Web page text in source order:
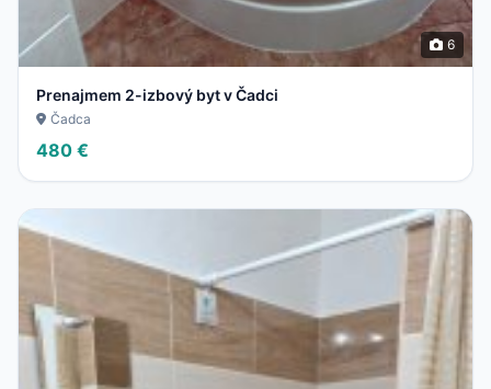
6
Prenajmem 2-izbový byt v Čadci
Čadca
480 €